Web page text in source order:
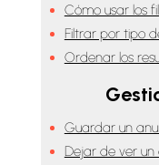
Cómo usar los
Filtrar por tipo
Ordenar los
Guardar un
Dejar de ver un